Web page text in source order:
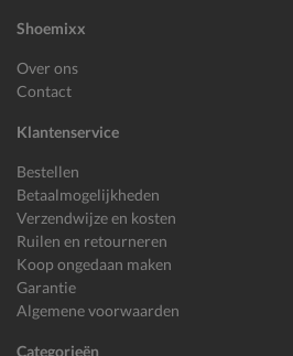
Shoemixx
Over ons
Contact
Klantenservice
Bestellen
Betaalmogelijkheden
Verzendwijze en kosten
Ruilen en retourneren
Koop ongedaan maken
Garantie
Algemene voorwaarden
Categorieën